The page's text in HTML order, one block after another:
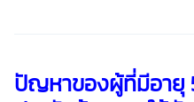
ปัญหาของผู้ที่มีอายุ